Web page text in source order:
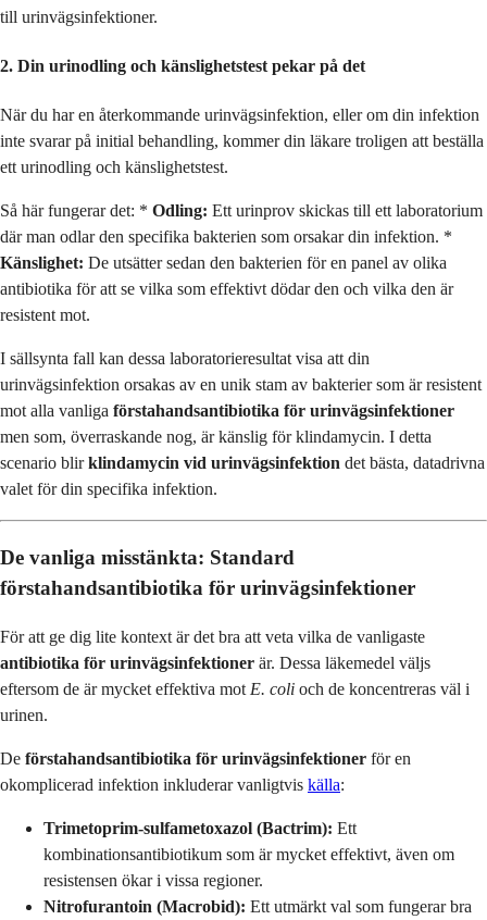
till urinvägsinfektioner.
2. Din urinodling och känslighetstest pekar på det
När du har en återkommande urinvägsinfektion, eller om din infektion
inte svarar på initial behandling, kommer din läkare troligen att beställa
ett urinodling och känslighetstest.
Så här fungerar det: * Odling: Ett urinprov skickas till ett laboratorium
där man odlar den specifika bakterien som orsakar din infektion. *
Känslighet: De utsätter sedan den bakterien för en panel av olika
antibiotika för att se vilka som effektivt dödar den och vilka den är
resistent mot.
I sällsynta fall kan dessa laboratorieresultat visa att din
urinvägsinfektion orsakas av en unik stam av bakterier som är resistent
mot alla vanliga förstahandsantibiotika för urinvägsinfektioner
men som, överraskande nog, är känslig för klindamycin. I detta
scenario blirklindamycin vid urinvägsinfektion det bästa, datadrivna
valet för din specifika infektion.
De vanliga misstänkta: Standard
förstahandsantibiotika för urinvägsinfektioner
För att ge dig lite kontext är det bra att veta vilka de vanligaste
antibiotika för urinvägsinfektioner är. Dessa läkemedel väljs
eftersom de är mycket effektiva mot E. coli och de koncentreras väl i
urinen.
De förstahandsantibiotika för urinvägsinfektioner för en
okomplicerad infektion inkluderar vanligtvis källa:
Trimetoprim-sulfametoxazol (Bactrim): Ett
kombinationsantibiotikum som är mycket effektivt, även om
resistensen ökar i vissa regioner.
Nitrofurantoin (Macrobid): Ett utmärkt val som fungerar bra